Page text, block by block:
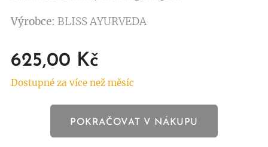
Výrobce: BLISS AYURVEDA
625,00 Kč
Dostupné za více než měsíc
POKRAČOVAT V NÁKUPU